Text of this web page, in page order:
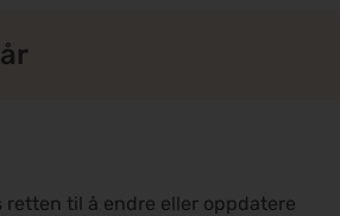
retten til å endre eller oppdatere